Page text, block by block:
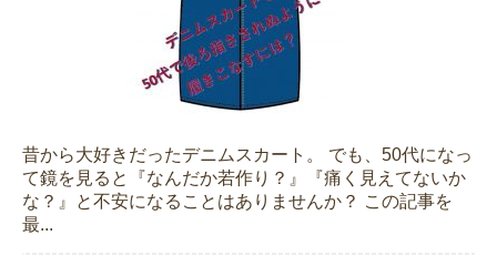
昔から大好きだったデニムスカート。 でも、50代になっ
て鏡を見ると『なんだか若作り？』『痛く見えてないか
な？』と不安になることはありませんか？ この記事を
最...